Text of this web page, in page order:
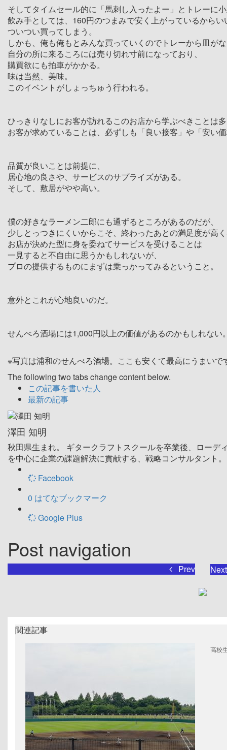
そしてタイムセール的に「馬刺し入ったよー」とトレーに
飲み手としては、160円のつまみで安く上がっているから
ついつい買ってしまう。
しかも、俺も俺もとみんな買っていくのでトレーから皿が
自分の所に来るころには売り切れ寸前になっており、
購買欲にも拍車がかかる。
味は当然、美味。
このイベントがしょっちゅう行われる。
ひっきりなしにお客が訪れるこのお店から学ぶべきことは
お客が求めていることは、必ずしも「良い接客」や「安い
品質が良いことは前提に、
居心地の良さや、サービスのサプライズがある。
そして、敷居がやや高い。
僕の好きなラーメン二郎にも通ずるところがあるのだが、
少しとっつきにくいからこそ、終わったあとの満足度が高
お店が決めた型に身を委ねてサービスを受けることは
一見すると不自由に思うかもしれないが、
プロの提供するものにまずは乗っかってみるということ。
意外とこれが心地良いのだ。
せんべろ酒場には1,000円以上の価値があるのかもしれない
※写真は浦和のせんべろ酒場。ここも安くて最高にうまいで
The following two tabs change content below.
この記事を書いた人
最新の記事
澤田 知明
秋田県生まれ。 ギタークラフトスクールを卒業後、ローデ
を中心に企業の課題解決に貢献する、戦略コンサルタント。
Facebook
0 はてなブックマーク
Google Plus
Post navigation
Prev
関連記事
高校